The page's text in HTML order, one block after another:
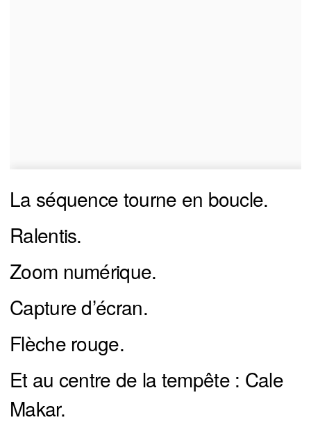
La séquence tourne en boucle.
Ralentis.
Zoom numérique.
Capture d’écran.
Flèche rouge.
Et au centre de la tempête : Cale
Makar.